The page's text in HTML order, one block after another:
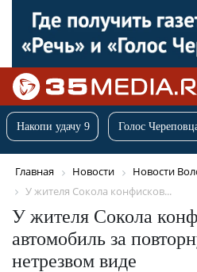
Накопи удачу 9 Голос
Главная Новости
Новости
У жителя Сокола конфисков...
У жителя Сокола
автомобиль за
нетрезвом виде